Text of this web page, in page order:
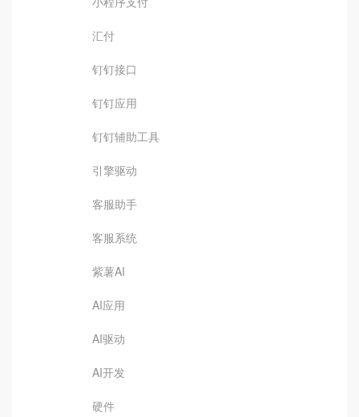
汇付
钉钉接口
钉钉应用
钉钉辅助工具
引擎驱动
客服助手
客服系统
紫薯AI
AI应用
AI驱动
AI开发
硬件